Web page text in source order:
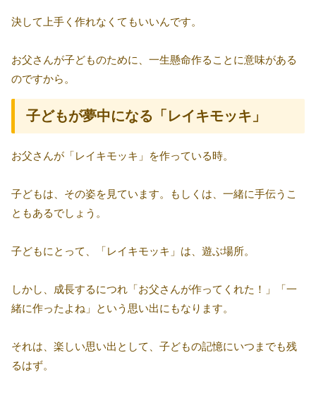
決して上手く作れなくてもいいんです。
お父さんが子どものために、一生懸命作ることに意味がある
のですから。
子どもが夢中になる「レイキモッキ」
お父さんが「レイキモッキ」を作っている時。
子どもは、その姿を見ています。もしくは、一緒に手伝うこ
ともあるでしょう。
子どもにとって、「レイキモッキ」は、遊ぶ場所。
しかし、成長するにつれ「お父さんが作ってくれた！」「一
緒に作ったよね」という思い出にもなります。
それは、楽しい思い出として、子どもの記憶にいつまでも残
るはず。